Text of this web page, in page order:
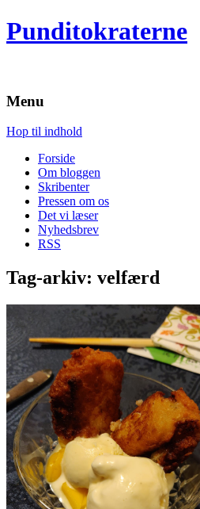
Punditokraterne
Menu
Hop til indhold
Forside
Om bloggen
Skribenter
Pressen om os
Det vi læser
Nyhedsbrev
RSS
Tag-arkiv: velfærd